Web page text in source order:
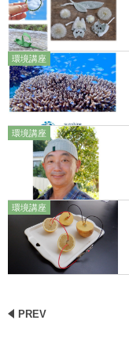
環境講座
環境講座
環境講座
PREV